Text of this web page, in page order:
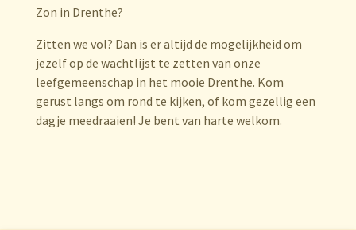
Zon in Drenthe?
Zitten we vol? Dan is er altijd de mogelijkheid om
jezelf op de wachtlijst te zetten van onze
leefgemeenschap in het mooie Drenthe. Kom
gerust langs om rond te kijken, of kom gezellig een
dagje meedraaien! Je bent van harte welkom.